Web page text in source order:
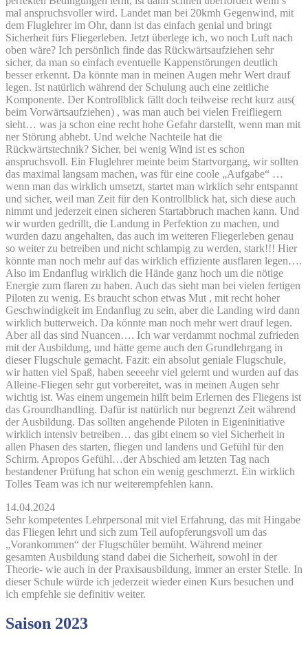
mal anspruchsvoller wird. Landet man bei 20kmh Gegenwind, mit
dem Fluglehrer im Ohr, dann ist das einfach genial und bringt
Sicherheit fürs Fliegerleben. Jetzt überlege ich, wo noch Luft nach
oben wäre? Ich persönlich finde das Rückwärtsaufziehen sehr
sicher, da man so einfach eventuelle Kappenstörungen deutlich
besser erkennt. Da könnte man in meinen Augen mehr Wert drauf
legen. Ist natürlich während der Schulung auch eine zeitliche
Komponente. Der Kontrollblick fällt doch teilweise recht kurz aus(
beim Vorwärtsaufziehen) , was man auch bei vielen Freifliegern
sieht… was ja schon eine recht hohe Gefahr darstellt, wenn man mit
ner Störung abhebt. Und welche Nachteile hat die
Rückwärtstechnik? Sicher, bei wenig Wind ist es schon
anspruchsvoll. Ein Fluglehrer meinte beim Startvorgang, wir sollten
das maximal langsam machen, was für eine coole „Aufgabe“ …
wenn man das wirklich umsetzt, startet man wirklich sehr entspannt
und sicher, weil man Zeit für den Kontrollblick hat, sich diese auch
nimmt und jederzeit einen sicheren Startabbruch machen kann. Und
wir wurden gedrillt, die Landung in Perfektion zu machen, und
wurden dazu angehalten, das auch im weiteren Fliegerleben genau
so weiter zu betreiben und nicht schlampig zu werden, stark!!! Hier
könnte man noch mehr auf das wirklich effiziente ausflaren legen….
Also im Endanflug wirklich die Hände ganz hoch um die nötige
Energie zum flaren zu haben. Auch das sieht man bei vielen fertigen
Piloten zu wenig. Es braucht schon etwas Mut , mit recht hoher
Geschwindigkeit im Endanflug zu sein, aber die Landing wird dann
wirklich butterweich. Da könnte man noch mehr wert drauf legen.
Aber all das sind Nuancen…. Ich war verdammt nochmal zufrieden
mit der Ausbildung, und hätte gerne auch den Grundlehrgang in
dieser Flugschule gemacht. Fazit: ein absolut geniale Flugschule,
wir hatten viel Spaß, haben seeeehr viel gelernt und wurden auf das
Alleine-Fliegen sehr gut vorbereitet, was in meinen Augen sehr
wichtig ist. Was einem ungemein hilft beim Erlernen des Fliegens ist
das Groundhandling. Dafür ist natürlich nur begrenzt Zeit während
der Ausbildung. Das sollten angehende Piloten in Eigeninitiative
wirklich intensiv betreiben… das gibt einem so viel Sicherheit in
allen Phasen des starten, fliegen und landens und Gefühl für den
Schirm. Apropos Gefühl…der Abschied am letzten Tag nach
bestandener Prüfung hat schon ein wenig geschmerzt. Ein wirklich
Tolles Team was ich nur weiterempfehlen kann.
14.04.2024
Sehr kompetentes Lehrpersonal mit viel Erfahrung, das mit Hingabe
das Fliegen lehrt und sich zum Teil aufopferungsvoll um das
„Vorankommen“ der Flugschüler bemüht. Während meiner
gesamten Ausbildung stand dabei die Sicherheit, sowohl in der
Theorie- wie auch in der Praxisausbildung, immer an erster Stelle. In
dieser Schule würde ich jederzeit wieder einen Kurs besuchen und
ich empfehle sie definitiv weiter.
Saison 2023